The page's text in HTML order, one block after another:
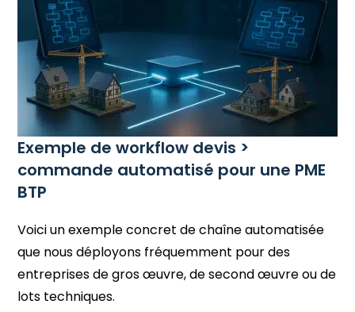
Exemple de workflow devis >
commande automatisé pour une PME
BTP
Voici un exemple concret de chaîne automatisée
que nous déployons fréquemment pour des
entreprises de gros œuvre, de second œuvre ou de
lots techniques.